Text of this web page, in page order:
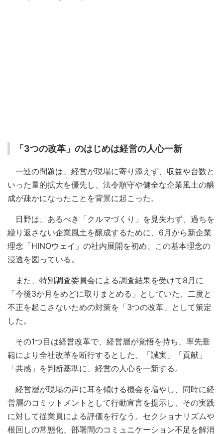
「3つの改革」のはじめは経営の人心一新
一連の問題は、経営が現場に寄り添えず、収益や台数と
いった量的拡大を優先し、法令順守や健全な企業風土の醸
成が疎かになったことを背景に起こった。
日野は、あるべき「クルマづくり」を見失わず、過ちを
繰り返さない企業風土を醸成するために、6月から新企業
理念「HINOウェイ」の社内展開を初め、この基本理念の
浸透を図っている。
また、特別調査委員会による調査結果を受けて8月に
「今後3か月をめどに取りまとめる」としていた、二度と
不正を起こさないための対策を「3つの改革」として策定
した。
その1つ目は経営改革で、経営層が覚悟を持ち、率先垂
範により全社改革を断行するとした。「誠実」「貢献」
「共感」を判断基準に、経営の人心を一新する。
経営層が現場の声に耳を傾ける機会を増やし、同時に経
営層のコミットメントとして行動宣言を提示し、その実践
に対して従業員による評価を行なう。セクショナリズムや
根回しの常態化、部署間のコミュニケーション不足を解消